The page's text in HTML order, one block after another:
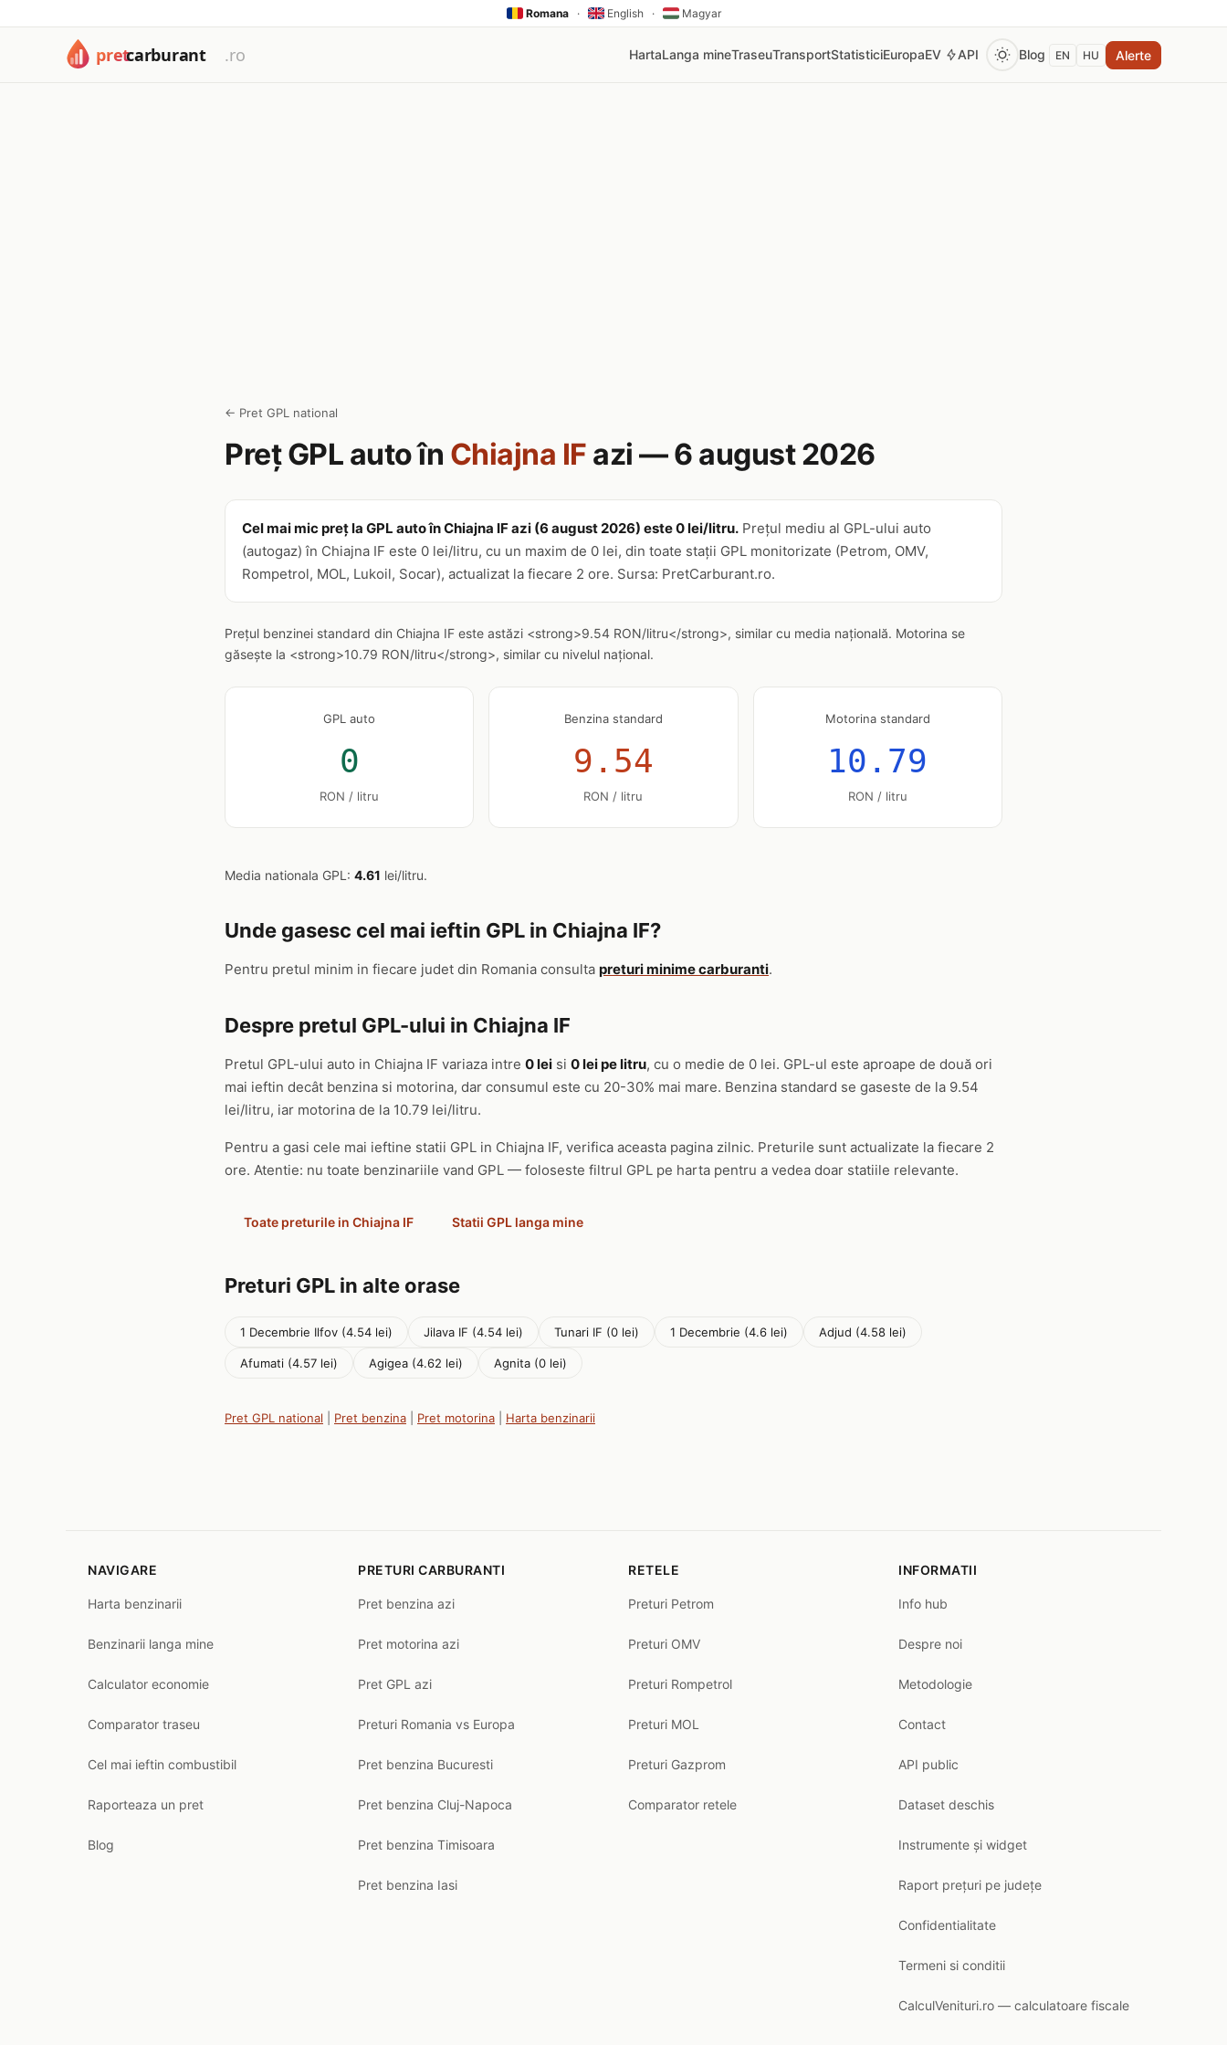
Romana · English · Magyar
HartaLanga mineTraseuTransportStatisticiEuropaEV API Blog EN HU Alerte
← Pret GPL national
Preț GPL auto în Chiajna IF azi — 6 august 2026
Cel mai mic preț la GPL auto în Chiajna IF azi (6 august 2026) este 0 lei/litru. Prețul mediu al GPL-ului auto
(autogaz) în Chiajna IF este 0 lei/litru, cu un maxim de 0 lei, din toate stații GPL monitorizate (Petrom, OMV,
Rompetrol, MOL, Lukoil, Socar), actualizat la fiecare 2 ore. Sursa: PretCarburant.ro.
Prețul benzinei standard din Chiajna IF este astăzi <strong>9.54 RON/litru</strong>, similar cu media națională. Motorina se
găsește la <strong>10.79 RON/litru</strong>, similar cu nivelul național.
GPL auto
0
RON / litru
Benzina standard
9.54
RON / litru
Motorina standard
10.79
RON / litru
Media nationala GPL: 4.61 lei/litru.
Unde gasesc cel mai ieftin GPL in Chiajna IF?
Pentru pretul minim in fiecare judet din Romania consulta preturi minime carburanti.
Despre pretul GPL-ului in Chiajna IF
Pretul GPL-ului auto in Chiajna IF variaza intre 0 lei si 0 lei pe litru, cu o medie de 0 lei. GPL-ul este aproape de două ori
mai ieftin decât benzina si motorina, dar consumul este cu 20-30% mai mare. Benzina standard se gaseste de la 9.54
lei/litru, iar motorina de la 10.79 lei/litru.
Pentru a gasi cele mai ieftine statii GPL in Chiajna IF, verifica aceasta pagina zilnic. Preturile sunt actualizate la fiecare 2
ore. Atentie: nu toate benzinariile vand GPL — foloseste filtrul GPL pe harta pentru a vedea doar statiile relevante.
Toate preturile in Chiajna IF Statii GPL langa mine
Preturi GPL in alte orase
1 Decembrie Ilfov (4.54 lei) Jilava IF (4.54 lei) Tunari IF (0 lei) 1 Decembrie (4.6 lei) Adjud (4.58 lei)
Afumati (4.57 lei) Agigea (4.62 lei) Agnita (0 lei)
Pret GPL national Pret benzina Pret motorina Harta benzinarii
NAVIGARE
Harta benzinarii
Benzinarii langa mine
Calculator economie
Comparator traseu
Cel mai ieftin combustibil
Raporteaza un pret
Blog
PRETURI CARBURANTI
Pret benzina azi
Pret motorina azi
Pret GPL azi
Preturi Romania vs Europa
Pret benzina Bucuresti
Pret benzina Cluj-Napoca
Pret benzina Timisoara
Pret benzina Iasi
RETELE
Preturi Petrom
Preturi OMV
Preturi Rompetrol
Preturi MOL
Preturi Gazprom
Comparator retele
INFORMATII
Info hub
Despre noi
Metodologie
Contact
API public
Dataset deschis
Instrumente și widget
Raport prețuri pe județe
Confidentialitate
Termeni si conditii
CalculVenituri.ro — calculatoare fiscale